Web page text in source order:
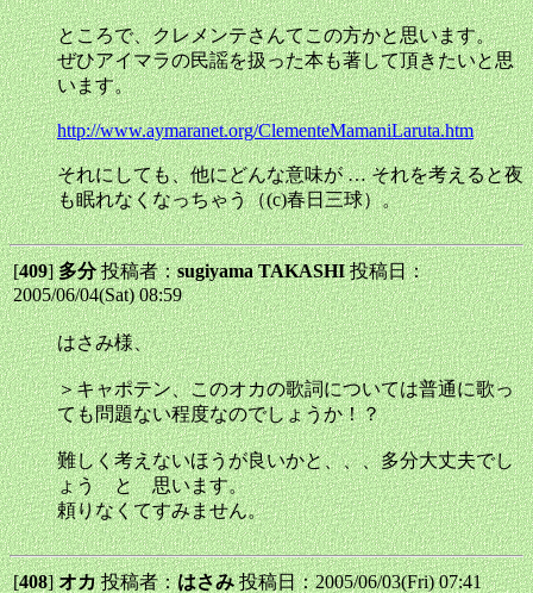
ところで、クレメンテさんてこの方かと思います。
ぜひアイマラの民謡を扱った本も著して頂きたいと思
います。
http://www.aymaranet.org/ClementeMamaniLaruta.htm
それにしても、他にどんな意味が … それを考えると夜
も眠れなくなっちゃう（(c)春日三球）。
[409]多分投稿者：sugiyama TAKASHI投稿日：
2005/06/04(Sat) 08:59
はさみ様、
＞キャポテン、このオカの歌詞については普通に歌っ
ても問題ない程度なのでしょうか！？
難しく考えないほうが良いかと、、、多分大丈夫でし
ょう と 思います。
頼りなくてすみません。
[408]オカ投稿者：はさみ投稿日：2005/06/03(Fri) 07:41